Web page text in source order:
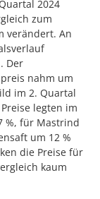
2024
zum
verändert. An
Der
nahm um
im 2. Quartal
legten im
%, für Mastrind
um 12 %
die Preise für
kaum